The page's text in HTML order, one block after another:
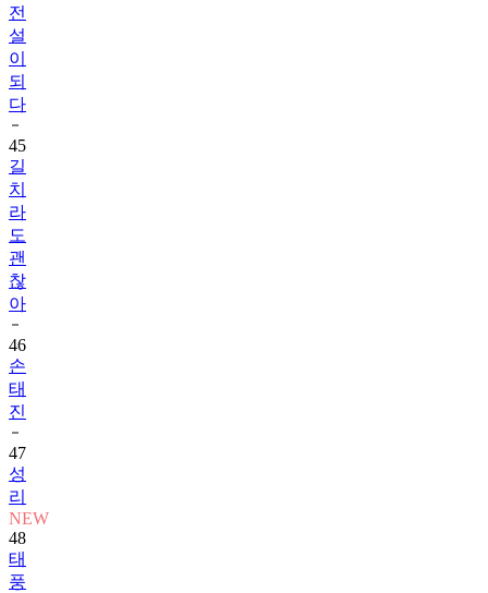
전
설
이
되
다
45
길
치
라
도
괜
찮
아
46
손
태
진
47
성
리
NEW
48
태
풍